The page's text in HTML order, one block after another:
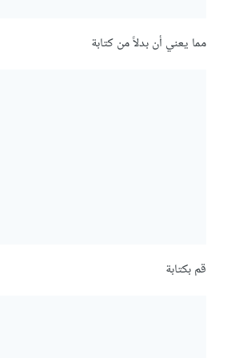
مما يعني أن بدلاً من كتابة
قم بكتابة